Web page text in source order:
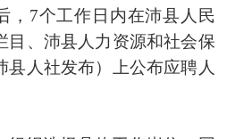
，7个工作日内在沛县人民
目、沛县人力资源和社会保
县人社发布）上公布应聘人